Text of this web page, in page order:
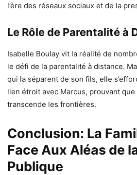
l’ère des réseaux sociaux et de la
Le Rôle de Parentalité à
Isabelle Boulay vit la réalité de
le défi de la parentalité à distance.
qui la séparent de son fils, elle
lien étroit avec Marcus, prouvant que
transcende les frontières.
Conclusion: La
Face Aux Aléas de
Publique